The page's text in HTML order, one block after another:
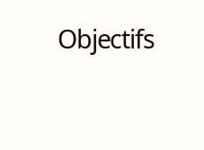
Objectifs